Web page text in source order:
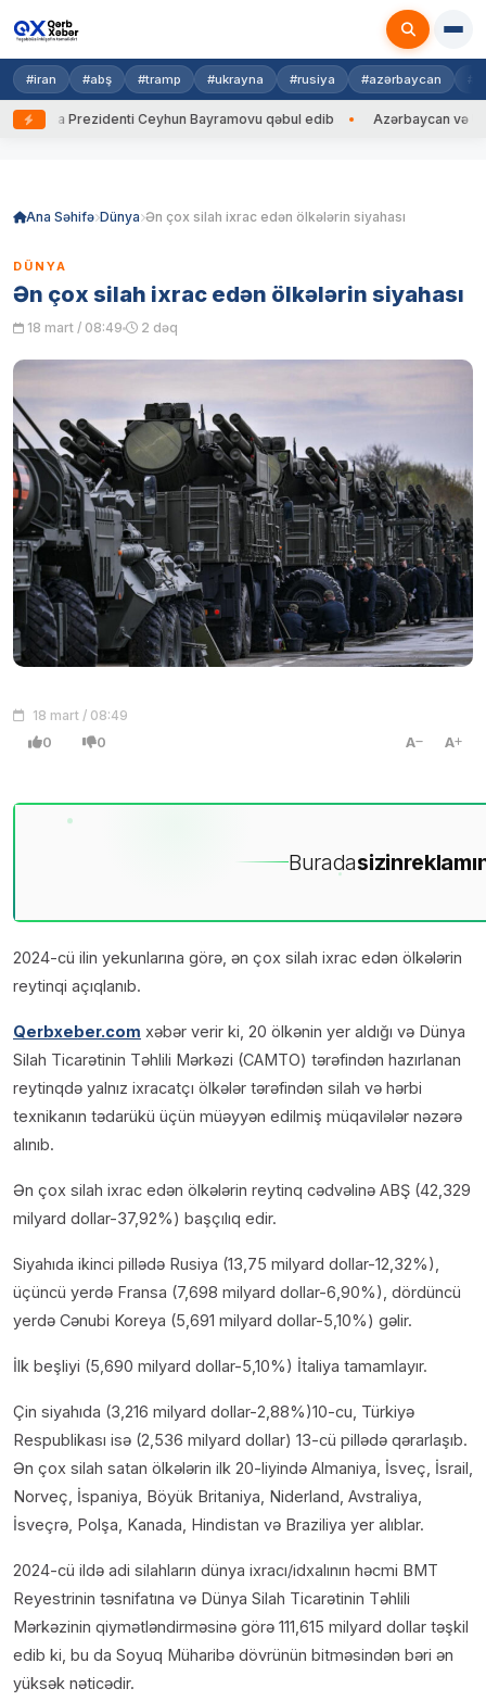
#iran #abş #tramp #ukrayna #rusiya #azərbaycan
Prezidenti Ceyhun Bayramovu qəbul edib Azərbaycan və
Ana Səhifə Dünya Ən çox silah ixrac edən ölkələrin siyahası
DÜNYA
Ən çox silah ixrac edən ölkələrin siyahası
18 mart / 08:49 2 dəq
18 mart / 08:49
0 0 A A
Buradasizin
2024-cü ilin yekunlarına görə, ən çox silah ixrac edən ölkələrin
reytinqi açıqlanıb.
Qerbxeber.com xəbər verir ki, 20 ölkənin yer aldığı və Dünya
Silah Ticarətinin Təhlili Mərkəzi (CAMTO) tərəfindən hazırlanan
reytinqdə yalnız ixracatçı ölkələr tərəfindən silah və hərbi
texnikanın tədarükü üçün müəyyən edilmiş müqavilələr nəzərə
alınıb.
Ən çox silah ixrac edən ölkələrin reytinq cədvəlinə ABŞ (42,329
milyard dollar-37,92%) başçılıq edir.
Siyahıda ikinci pillədə Rusiya (13,75 milyard dollar-12,32%),
üçüncü yerdə Fransa (7,698 milyard dollar-6,90%), dördüncü
yerdə Cənubi Koreya (5,691 milyard dollar-5,10%) gəlir.
İlk beşliyi (5,690 milyard dollar-5,10%) İtaliya tamamlayır.
Çin siyahıda (3,216 milyard dollar-2,88%)10-cu, Türkiyə
Respublikası isə (2,536 milyard dollar) 13-cü pillədə qərarlaşıb.
Ən çox silah satan ölkələrin ilk 20-liyində Almaniya, İsveç, İsrail,
Norveç, İspaniya, Böyük Britaniya, Niderland, Avstraliya,
İsveçrə, Polşa, Kanada, Hindistan və Braziliya yer alıblar.
2024-cü ildə adi silahların dünya ixracı/idxalının həcmi BMT
Reyestrinin təsnifatına və Dünya Silah Ticarətinin Təhlili
Mərkəzinin qiymətləndirməsinə görə 111,615 milyard dollar təşkil
edib ki, bu da Soyuq Müharibə dövrünün bitməsindən bəri ən
yüksək nəticədir.